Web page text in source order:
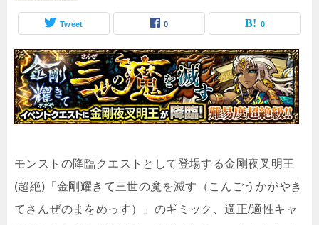
Tweet 0 0
モンストの降臨クエストとして登場する金剛夜叉明王
(超絶)「金剛耀きて三世の魔を滅す（こんごうかがやき
てさんぜのまをめっす）」のギミック、適正/適性キャ